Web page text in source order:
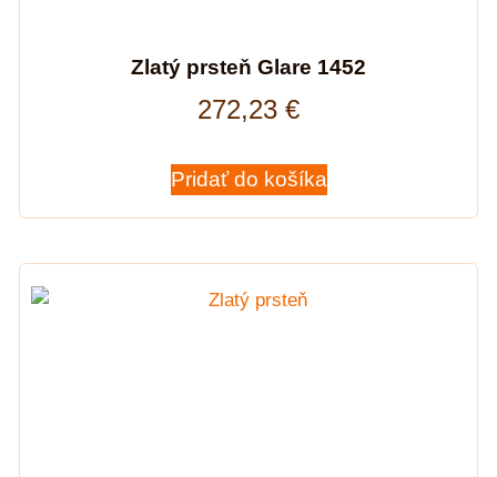
Zlatý prsteň Glare 1452
272,23 €
Pridať do košíka